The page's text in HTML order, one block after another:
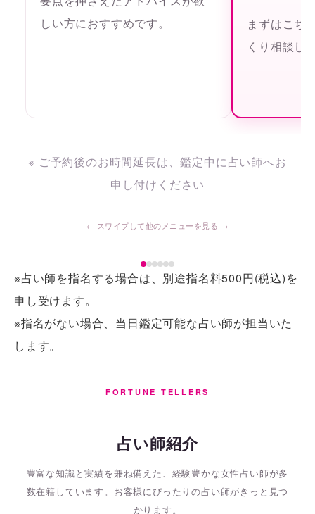
しい方におすすめです。
まずはこち
くり相談し
※ ご予約後のお時間延長は、鑑定中に占い師へお
申し付けください
※占い師を指名する場合は、別途指名料500円(税込)を
申し受けます。
※指名がない場合、当日鑑定可能な占い師が担当いた
します。
FORTUNE TELLERS
占い師紹介
豊富な知識と実績を兼ね備えた、経験豊かな女性占い師が多
数在籍しています。 お客様にぴったりの占い師がきっと見つ
かります。